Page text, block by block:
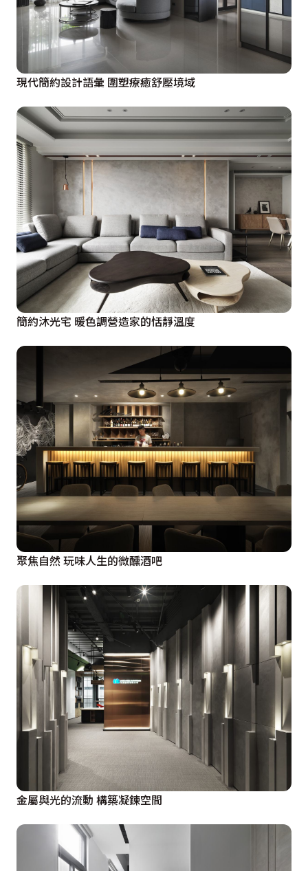
現代簡約設計語彙 圍塑療癒舒壓境域
簡約沐光宅 暖色調營造家的恬靜溫度
聚焦自然 玩味人生的微醺酒吧
金屬與光的流動 構築凝鍊空間